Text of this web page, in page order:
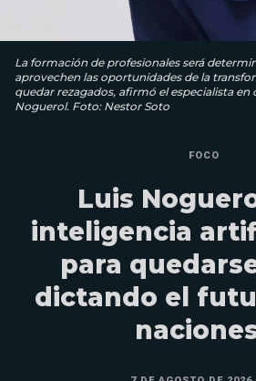
La formación de profesionales será
aprovechen las oportunidades de la
quedar rezagados, afirmó el especialista en
Noguerol. Foto: Nestor Soto
FOCO
Luis
inteligencia
para
dictando el